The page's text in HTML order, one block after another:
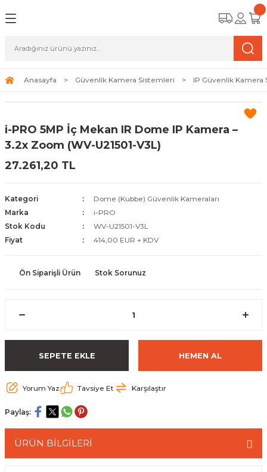
Sistemleri
Sistemleri (Network Kameraları)
ve Depolama Çözümleri
ve Bağlantı Kabloları
Kamera Lisansları
Güvenlik
Duvarı) Cihazları
Ağ Yönlendiricileri
Fi) ve Access Point Ürünleri
Antivirüs Yazılımları
ve Depolama Ürünleri
SSD
Kurtarma
Merkezi Altyapısı
Anasayfa Güvenlik Kamera Sistemleri IP Güvenlik Kamera
i-PRO 5MP İç Mekan IR Dome IP Kamera –
3.2x Zoom (WV-U21501-V3L)
27.261,20 TL
Kategori
Dome (Kubbe) Güvenlik Kameraları
Marka
i-PRO
Stok Kodu
WV-U21501-V3L
Fiyat
414,00 EUR + KDV
Ön Siparişli Ürün Stok Sorunuz
SEPETE EKLE HEMEN AL
Yorum Yaz Tavsiye Et Karşılaştır
Paylaş:
ÜRÜN BİLGİLERİ